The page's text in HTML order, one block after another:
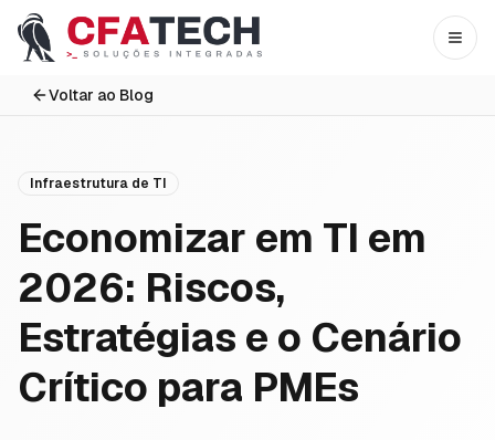
Pular para o conteúdo principal
Abrir
Voltar ao Blog
Infraestrutura de TI
Economizar em TI em
2026: Riscos,
Estratégias e o Cenário
Crítico para PMEs